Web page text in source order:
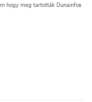
hogy meg tartották Dunainfos